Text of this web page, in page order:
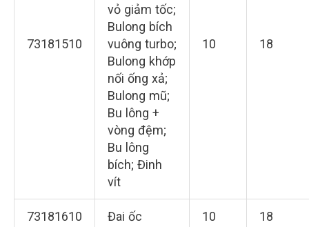
73181510
vỏ giảm tốc;
Bulong bích
vuông turbo;
Bulong khớp
nối ống xả;
Bulong mũ;
Bu lông +
vòng đệm;
Bu lông
bích; Đinh
vít
10 18
73181610 Đai ốc 10 18